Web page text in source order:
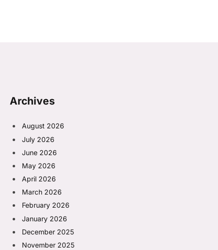
Archives
August 2026
July 2026
June 2026
May 2026
April 2026
March 2026
February 2026
January 2026
December 2025
November 2025